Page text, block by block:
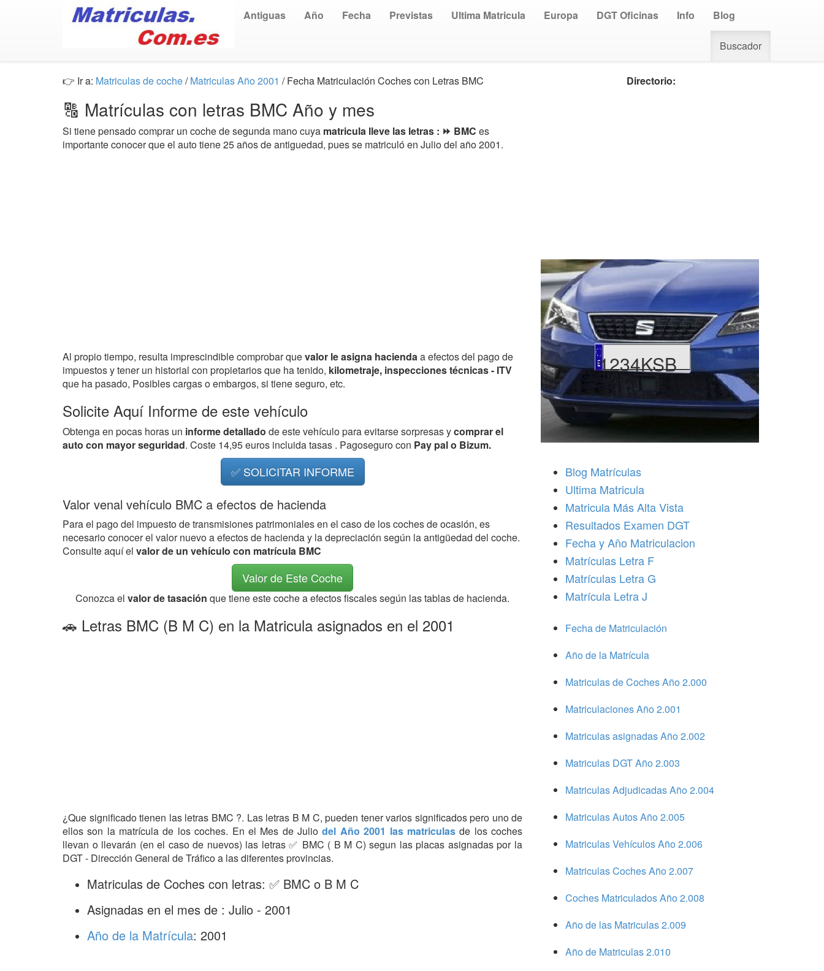
Antiguas Año Fecha Previstas Ultima Matricula Europa DGT Oficinas Info Blog
Buscador
👉 Ir a: Matriculas de coche/Matriculas Año 2001 / Fecha Matriculación Coches con Letras BMC
🔠 Matrículas con letras BMC Año y mes
Si tiene pensado comprar un coche de segunda mano cuya matricula lleve las letras : ⏩ BMC es
importante conocer que el auto tiene 25 años de antiguedad, pues se matriculó en Julio del año 2001.
Al propio tiempo, resulta imprescindible comprobar quevalor le asigna haciendaa efectos del pago de
impuestos y tener un historial con propietarios que ha tenido, kilometraje, inspecciones técnicas - ITV
que ha pasado, Posibles cargas o embargos, si tiene seguro, etc.
Solicite Aquí Informe de este vehículo
Obtenga en pocas horas un informe detallado de este vehículo para evitarse sorpresas ycomprar el
auto con mayor seguridad. Coste 14,95 euros incluida tasas . Pagoseguro con Pay pal o Bizum.
✅ SOLICITAR INFORME
Valor venal vehículo BMC a efectos de hacienda
Para el pago del impuesto de transmisiones patrimoniales en el caso de los coches de ocasión, es
necesario conocer el valor nuevo a efectos de hacienda y la depreciación según la antigüedad del coche.
Consulte aquí el valor de un vehículo con matrícula BMC
Valor de Este Coche
Conozca el valor de tasación que tiene este coche a efectos fiscales según las tablas de hacienda.
🚗 Letras BMC (B M C) en la Matricula asignados en el 2001
¿Que significado tienen las letras BMC ?. Las letras B M C, pueden tener varios significados pero uno de
ellos son la matrícula de los coches. En el Mes de Juliodel Año 2001 las matriculasde los coches
llevan o llevarán (en el caso de nuevos) las letras ✅ BMC ( B M C) segun las placas asignadas por la
DGT - Dirección General de Tráfico a las diferentes provincias.
Matriculas de Coches con letras: ✅ BMC o B M C
Asignadas en el mes de : Julio - 2001
Año de la Matrícula: 2001
Directorio:
1234KSB
Blog Matrículas
Ultima Matricula
Matricula Más Alta Vista
Resultados Examen DGT
Fecha y Año Matriculacion
Matrículas Letra F
Matrículas Letra G
Matrícula Letra J
Fecha de Matriculación
Año de la Matrícula
Matriculas de Coches Año 2.000
Matriculaciones Año 2.001
Matriculas asignadas Año 2.002
Matriculas DGT Año 2.003
Matriculas Adjudicadas Año 2.004
Matriculas Autos Año 2.005
Matriculas Vehículos Año 2.006
Matriculas Coches Año 2.007
Coches Matriculados Año 2.008
Año de las Matriculas 2.009
Año de Matriculas 2.010